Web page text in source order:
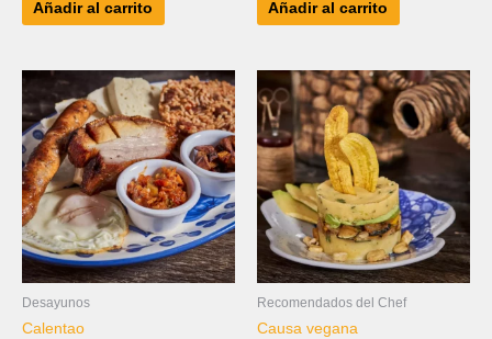
Añadir al carrito Añadir al carrito
Desayunos
Calentao
Recomendados del Chef
Causa vegana